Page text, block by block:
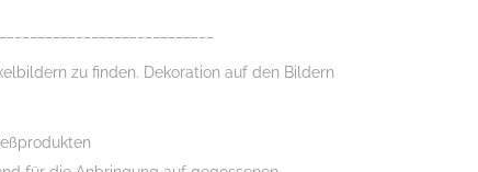
zu finden. Dekoration auf den Bildern